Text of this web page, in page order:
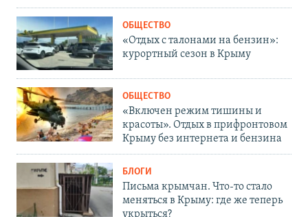
ОБЩЕСТВО
«Отдых с талонами на бензин»:
курортный сезон в Крыму
ОБЩЕСТВО
«Включен режим тишины и
красоты». Отдых в прифронтовом
Крыму без интернета и бензина
БЛОГИ
Письма крымчан. Что-то стало
меняться в Крыму: где же теперь
укрыться?